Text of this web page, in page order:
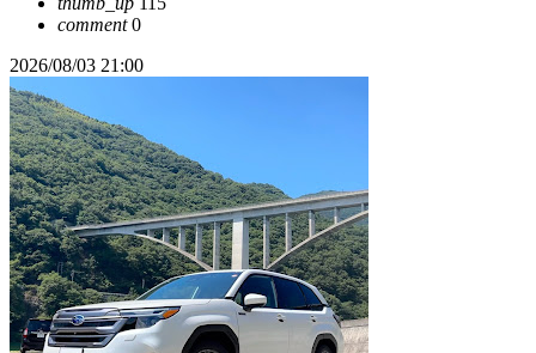
comment0
2026/08/03 21:00